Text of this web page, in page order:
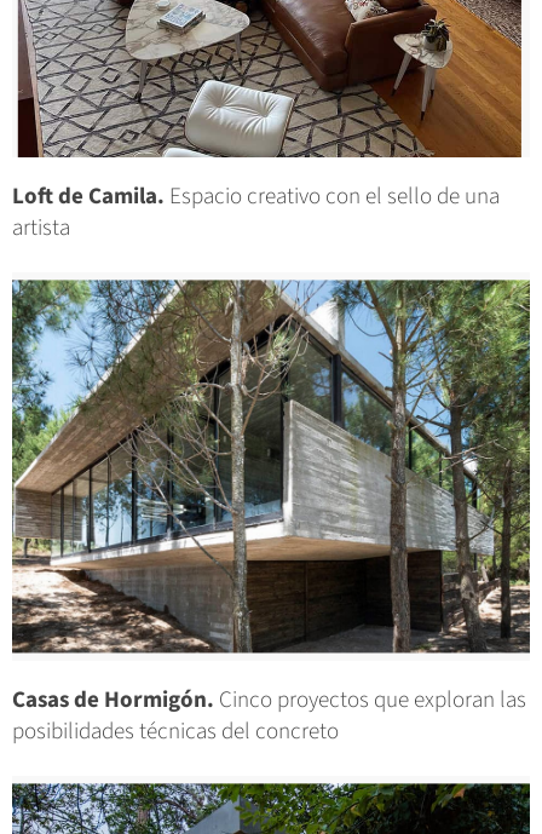
Loft de Camila. Espacio creativo con el sello de una
artista
Casas de Hormigón. Cinco proyectos que exploran las
posibilidades técnicas del concreto